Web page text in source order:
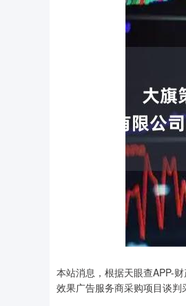
本站消息，根据天眼查APP-
效果广告服务商采购项目谈判